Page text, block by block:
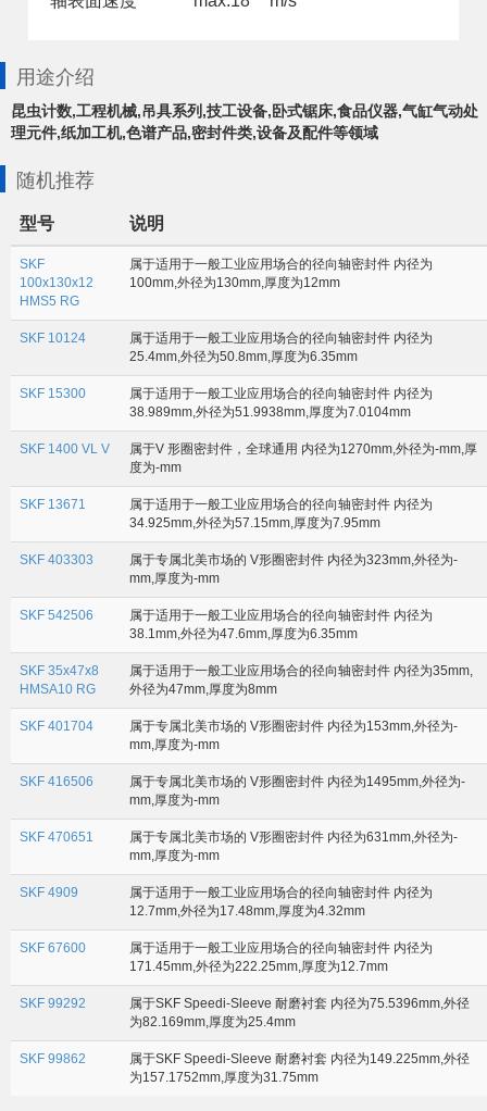
用途介绍
昆虫计数,工程机械,吊具系列,技工设备,卧式锯床,食品仪器,气缸气动处
理元件,纸加工机,色谱产品,密封件类,设备及配件等领域
随机推荐
型号 说明
SKF
100x130x12
HMS5 RG
属于适用于一般工业应用场合的径向轴密封件 内径为
100mm,外径为130mm,厚度为12mm
SKF 10124
属于适用于一般工业应用场合的径向轴密封件 内径为
25.4mm,外径为50.8mm,厚度为6.35mm
SKF 15300
属于适用于一般工业应用场合的径向轴密封件 内径为
38.989mm,外径为51.9938mm,厚度为7.0104mm
SKF 1400 VL V
属于V 形圈密封件，全球通用 内径为1270mm,外径为-mm,厚
度为-mm
SKF 13671
属于适用于一般工业应用场合的径向轴密封件 内径为
34.925mm,外径为57.15mm,厚度为7.95mm
SKF 403303
属于专属北美市场的 V形圈密封件 内径为323mm,外径为-
mm,厚度为-mm
SKF 542506
属于适用于一般工业应用场合的径向轴密封件 内径为
38.1mm,外径为47.6mm,厚度为6.35mm
SKF 35x47x8
HMSA10 RG
属于适用于一般工业应用场合的径向轴密封件 内径为35mm,
外径为47mm,厚度为8mm
SKF 401704
属于专属北美市场的 V形圈密封件 内径为153mm,外径为-
mm,厚度为-mm
SKF 416506
属于专属北美市场的 V形圈密封件 内径为1495mm,外径为-
mm,厚度为-mm
SKF 470651
属于专属北美市场的 V形圈密封件 内径为631mm,外径为-
mm,厚度为-mm
SKF 4909
属于适用于一般工业应用场合的径向轴密封件 内径为
12.7mm,外径为17.48mm,厚度为4.32mm
SKF 67600
属于适用于一般工业应用场合的径向轴密封件 内径为
171.45mm,外径为222.25mm,厚度为12.7mm
SKF 99292
属于SKF Speedi-Sleeve 耐磨衬套 内径为75.5396mm,外径
为82.169mm,厚度为25.4mm
SKF 99862
属于SKF Speedi-Sleeve 耐磨衬套 内径为149.225mm,外径
为157.1752mm,厚度为31.75mm